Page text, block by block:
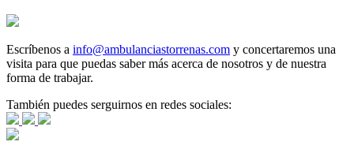
Escríbenos a info@ambulanciastorrenas.com y concertaremos una
visita para que puedas saber más acerca de nosotros y de nuestra
forma de trabajar.
También puedes serguirnos en redes sociales: